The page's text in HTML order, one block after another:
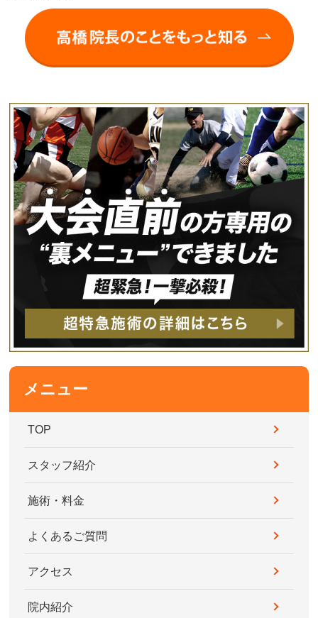
メニュー
TOP
スタッフ紹介
施術・料金
よくあるご質問
アクセス
院内紹介